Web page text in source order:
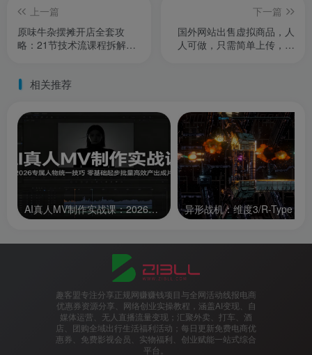
上一篇
原味牛杂摆摊开店全套攻
略：21节技术流课程拆解，
下一篇
国外网站出售虚拟商品，人
人可做，只需简单上传，不
相关推荐
AI真人MV制作实战课：2026专属人物统一技巧，零基础起步批量高效产出成片
趣客盟专注分享正规网赚赚钱项目与全网活动线报电商
优惠券资源分享、网络创业实操教程，涵盖AI变现、自
媒体运营、无人直播流量变现；汇聚外卖、打车、酒
店、团购全域出行生活福利活动；每日更新免费电商优
惠券、免费影视会员、实物福利、创业赋能一站式综合
平台。